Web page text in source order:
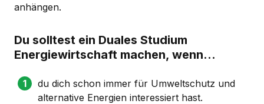
anhängen.
Du solltest ein Duales Studium
Energiewirtschaft machen, wenn...
du dich schon immer für Umweltschutz und
alternative Energien interessiert hast.